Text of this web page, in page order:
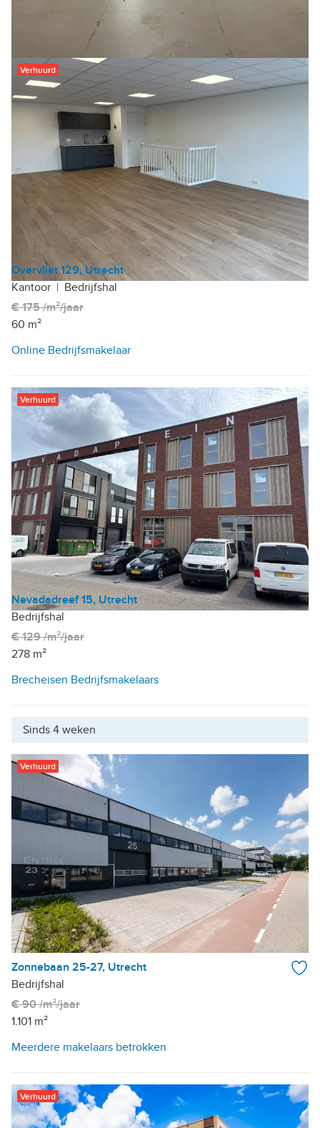
Sinds 3 weken
Verhuurd
Overvliet 129, Utrecht
Kantoor | Bedrijfshal
€ 175 /m²/jaar
60 m²
Online Bedrijfsmakelaar
Verhuurd
Nevadadreef 15, Utrecht
Bedrijfshal
€ 129 /m²/jaar
278 m²
Brecheisen Bedrijfsmakelaars
Sinds 4 weken
Verhuurd
Zonnebaan 25-27, Utrecht
Bedrijfshal
€ 90 /m²/jaar
1.101 m²
Meerdere makelaars betrokken
Verhuurd